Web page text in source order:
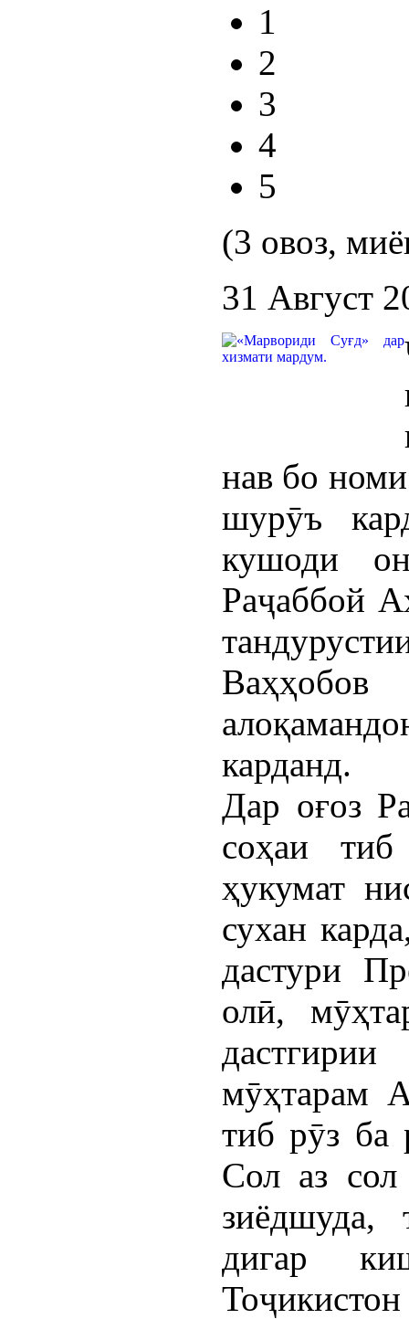
1
2
3
4
5
(3 овоз,
31 Август
нав бо
шурӯъ
кушоди
Раҷаббой
карданд.
Дар оғоз
соҳаи тиб
ҳукумат
сухан
дастури
олӣ,
мӯҳтарам
тиб рӯз ба
Сол аз сол
зиёдшуда,
дигар